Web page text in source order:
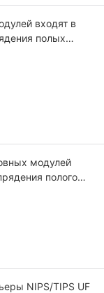
входят в
полых
модулей
полого
NIPS/TIPS UF